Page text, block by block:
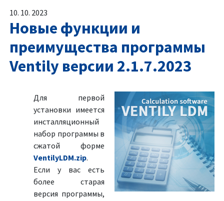
10. 10. 2023
Новые функции и
преимущества программы
Ventily версии 2.1.7.2023
Для первой
установки имеется
инсталляционный
набор программы в
сжатой форме
VentilyLDM.zip.
Если у вас есть
более старая
версия программы,